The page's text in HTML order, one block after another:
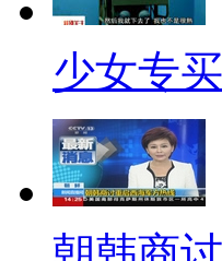
C 猛男身
D 智勇
噜噜： 答
视频短片:
女神相比，
少女专